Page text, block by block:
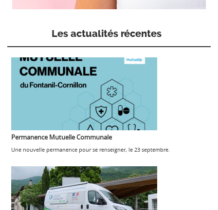
Les actualités récentes
Permanence Mutuelle Communale
Une nouvelle permanence pour se renseigner, le 23 septembre.